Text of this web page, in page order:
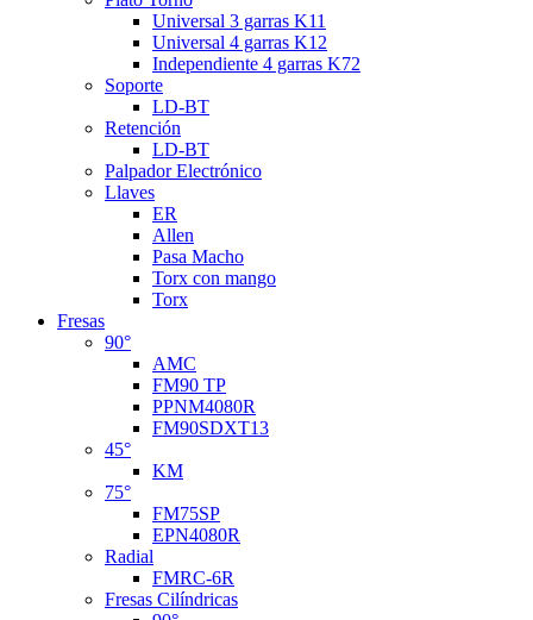
Universal 3 garras K11
Universal 4 garras K12
Independiente 4 garras K72
Soporte
LD-BT
Retención
LD-BT
Palpador Electrónico
Llaves
ER
Allen
Pasa Macho
Torx con mango
Torx
Fresas
90°
AMC
FM90 TP
PPNM4080R
FM90SDXT13
45°
KM
75°
FM75SP
EPN4080R
Radial
FMRC-6R
Fresas Cilíndricas